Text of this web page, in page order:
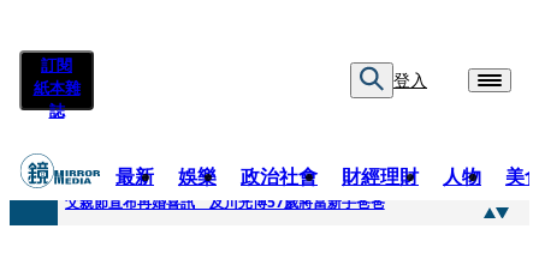
訂閱
紙本雜
誌
登入
最新 娛樂 政治社會 財經理財 人物 美
快訊
父親節宣布再婚喜訊 及川光博57歲將當新手爸爸